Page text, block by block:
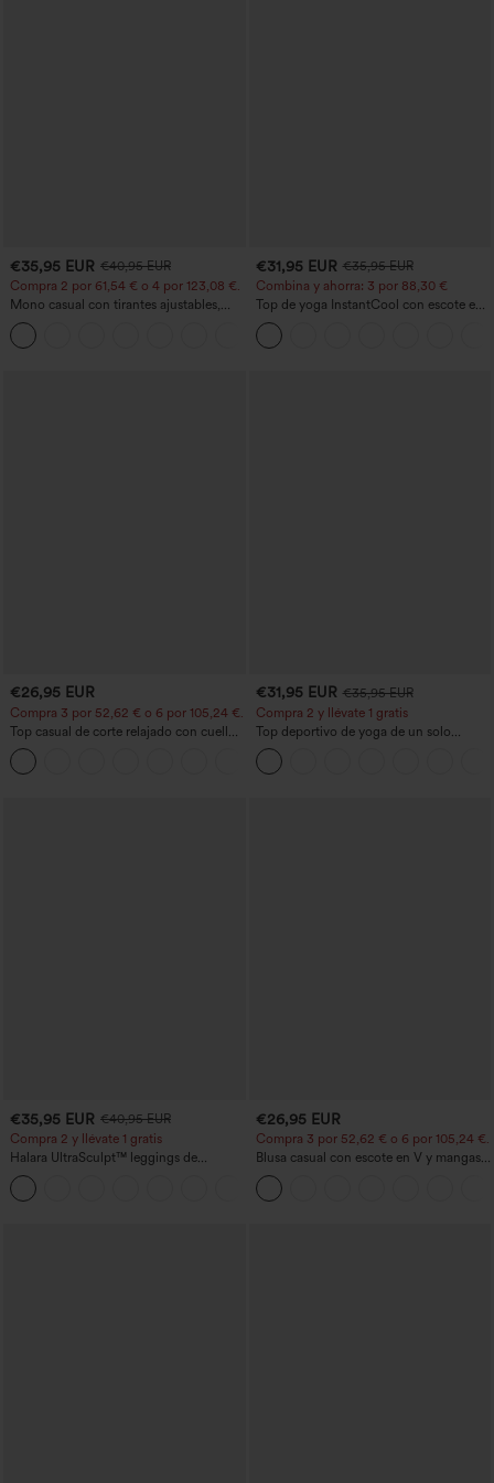
€35,95 EUR €40,95 EUR
Compra 2 por 61,54 € o 4 por 123,08 €.
Mono casual con tirantes ajustables,
fruncidos, pierna ancha, tejido jaspeado
y bolsillos - Easy Peezy
€31,95 EUR €35,95 EUR
Combina y ahorra: 3 por 88,30 €
Top de yoga InstantCool con escote en
U y bajo curvado - UPF50+
€26,95 EUR
Compra 3 por 52,62 € o 6 por 105,24 €.
Top casual de corte relajado con cuello
redondo y mangas murciélago.
€31,95 EUR €35,95 EUR
Compra 2 y llévate 1 gratis
Top deportivo de yoga de un solo
hombro, manga larga con agujero para
el pulgar, dobladillo curvo estilo high-
low (frente más corto, espalda más
€35,95 EUR €40,95 EUR
Compra 2 y llévate 1 gratis
Halara UltraSculpt™ leggings de
entrenamiento moldeadores de talle alto
con fruncido trasero que realza los
glúteos, control de abdomen y bolsillos
€26,95 EUR
Compra 3 por 52,62 € o 6 por 105,24 €.
Blusa casual con escote en V y mangas
cortas abullonadas